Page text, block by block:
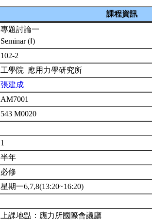
課程資訊
專題討論一
Seminar (Ⅰ)
102-2
工學院 應用力學研究所
張建成
AM7001
543 M0020
1
半年
必修
星期一6,7,8(13:20~16:20)
上課地點：應力所國際會議廳